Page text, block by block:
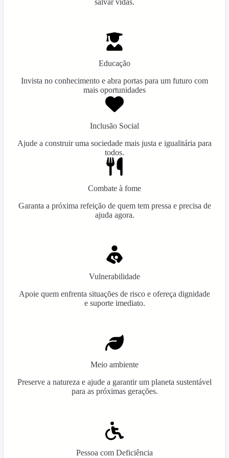
salvar vidas.
Educação
Invista no conhecimento e abra portas para um futuro com
mais oportunidades
Inclusão Social
Ajude a construir uma sociedade mais justa e igualitária para
todos.
Combate à fome
Garanta a próxima refeição de quem tem pressa e precisa de
ajuda agora.
Vulnerabilidade
Apoie quem enfrenta situações de risco e ofereça dignidade
e suporte imediato.
Meio ambiente
Preserve a natureza e ajude a garantir um planeta sustentável
para as próximas gerações.
Pessoa com Deficiência